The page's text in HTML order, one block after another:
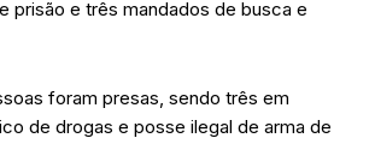
prisão e três mandados de busca e
foram presas, sendo três em
de drogas e posse ilegal de arma de